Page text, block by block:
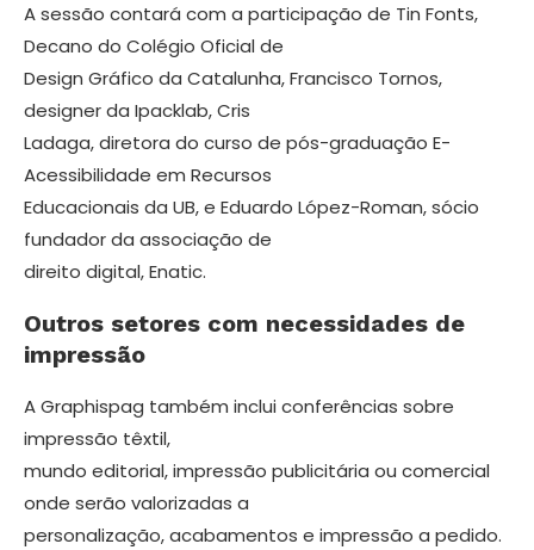
A sessão contará com a participação de Tin Fonts,
Decano do Colégio Oficial de
Design Gráfico da Catalunha, Francisco Tornos,
designer da Ipacklab, Cris
Ladaga, diretora do curso de pós-graduação E-
Acessibilidade em Recursos
Educacionais da UB, e Eduardo López-Roman, sócio
fundador da associação de
direito digital, Enatic.
Outros setores com necessidades de
impressão
A Graphispag também inclui conferências sobre
impressão têxtil,
mundo editorial, impressão publicitária ou comercial
onde serão valorizadas a
personalização, acabamentos e impressão a pedido.